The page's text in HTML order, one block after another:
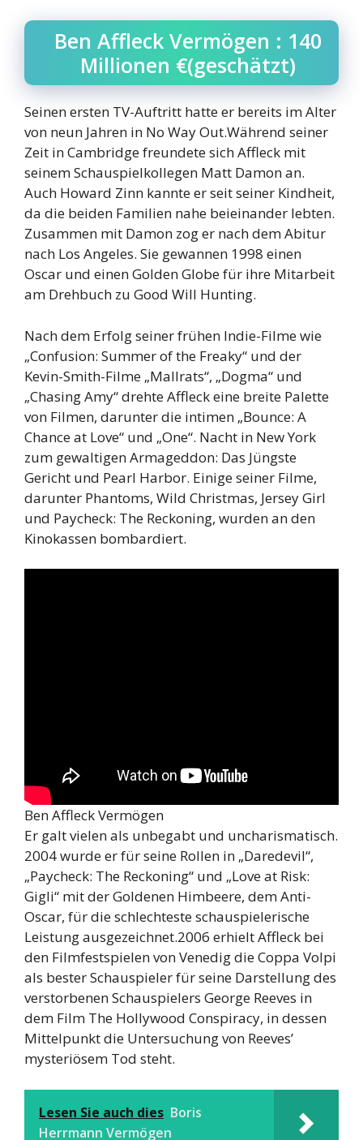
Ben Affleck Vermögen : 140
Millionen €(geschätzt)
Seinen ersten TV-Auftritt hatte er bereits im Alter
von neun Jahren in No Way Out.Während seiner
Zeit in Cambridge freundete sich Affleck mit
seinem Schauspielkollegen Matt Damon an.
Auch Howard Zinn kannte er seit seiner Kindheit,
da die beiden Familien nahe beieinander lebten.
Zusammen mit Damon zog er nach dem Abitur
nach Los Angeles. Sie gewannen 1998 einen
Oscar und einen Golden Globe für ihre Mitarbeit
am Drehbuch zu Good Will Hunting.
Nach dem Erfolg seiner frühen Indie-Filme wie
„Confusion: Summer of the Freaky“ und der
Kevin-Smith-Filme „Mallrats“, „Dogma“ und
„Chasing Amy“ drehte Affleck eine breite Palette
von Filmen, darunter die intimen „Bounce: A
Chance at Love“ und „One“. Nacht in New York
zum gewaltigen Armageddon: Das Jüngste
Gericht und Pearl Harbor. Einige seiner Filme,
darunter Phantoms, Wild Christmas, Jersey Girl
und Paycheck: The Reckoning, wurden an den
Kinokassen bombardiert.
Ben Affleck Vermögen
Er galt vielen als unbegabt und uncharismatisch.
2004 wurde er für seine Rollen in „Daredevil“,
„Paycheck: The Reckoning“ und „Love at Risk:
Gigli“ mit der Goldenen Himbeere, dem Anti-
Oscar, für die schlechteste schauspielerische
Leistung ausgezeichnet.2006 erhielt Affleck bei
den Filmfestspielen von Venedig die Coppa Volpi
als bester Schauspieler für seine Darstellung des
verstorbenen Schauspielers George Reeves in
dem Film The Hollywood Conspiracy, in dessen
Mittelpunkt die Untersuchung von Reeves’
mysteriösem Tod steht.
Lesen Sie auch dies Boris
Herrmann Vermögen